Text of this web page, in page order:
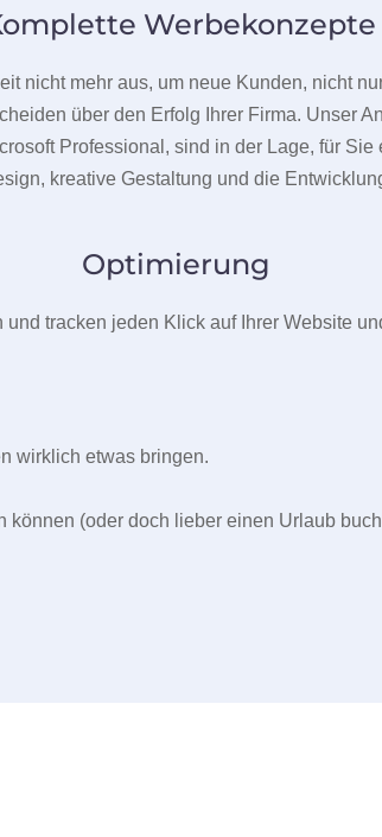
Werbekonzepte
nicht mehr aus, um neue Kunden, nicht
über den Erfolg Ihrer Firma. Unser
Professional, sind in der Lage, für
kreative Gestaltung und die
Optimierung
und tracken jeden Klick auf Ihrer Website
wirklich etwas bringen.
können (oder doch lieber einen Urlaub